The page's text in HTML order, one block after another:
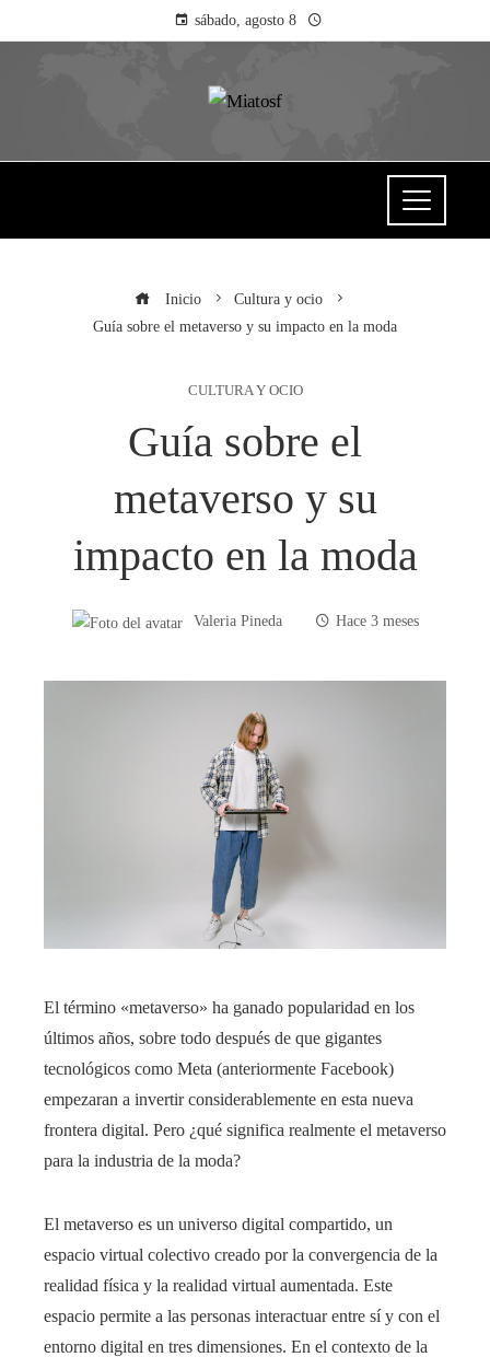
sábado, agosto 8
Inicio
Cultura y ocio
Guía sobre el metaverso y su impacto en la moda
CULTURA Y OCIO
Guía sobre el
metaverso y su
impacto en la moda
Valeria Pineda Hace 3 meses
El término «metaverso» ha ganado popularidad en los
últimos años, sobre todo después de que gigantes
tecnológicos como Meta (anteriormente Facebook)
empezaran a invertir considerablemente en esta nueva
frontera digital. Pero ¿qué significa realmente el metaverso
para la industria de la moda?
El metaverso es un universo digital compartido, un
espacio virtual colectivo creado por la convergencia de la
realidad física y la realidad virtual aumentada. Este
espacio permite a las personas interactuar entre sí y con el
entorno digital en tres dimensiones. En el contexto de la